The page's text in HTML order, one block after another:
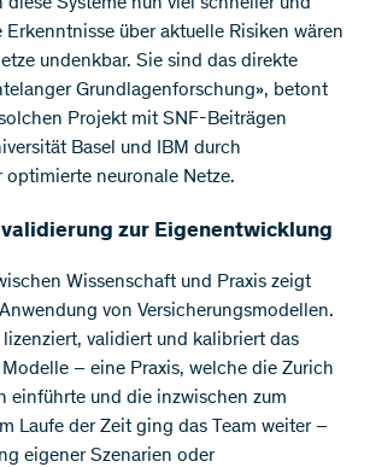
Erkenntnisse über aktuelle Risiken wären
undenkbar. Sie sind das direkte
Grundlagenforschung», betont
Projekt mit SNF-Beiträgen
Basel und IBM durch
optimierte neuronale Netze.
zur Eigenentwicklung
Wissenschaft und Praxis zeigt
von Versicherungsmodellen.
validiert und kalibriert das
Modelle – eine Praxis, welche die Zurich
einführte und die inzwischen zum
Laufe der Zeit ging das Team weiter –
eigener Szenarien oder